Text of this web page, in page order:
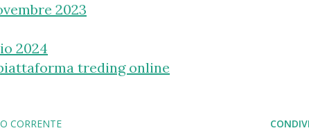
2023
2024
treding online
CORRENTE